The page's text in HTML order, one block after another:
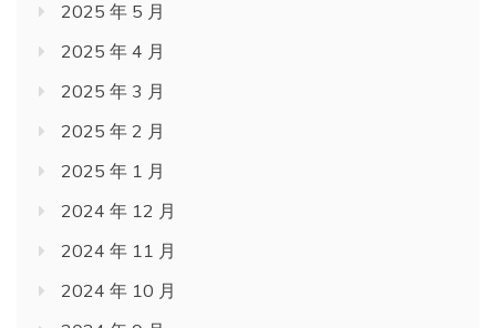
2025 年 5 月
2025 年 4 月
2025 年 3 月
2025 年 2 月
2025 年 1 月
2024 年 12 月
2024 年 11 月
2024 年 10 月